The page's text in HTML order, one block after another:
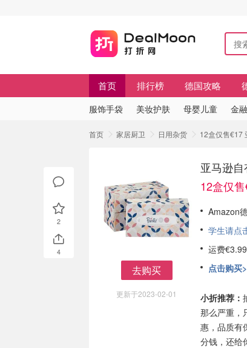
首页 排行榜 德国攻略
服饰手袋 美妆护肤 母婴儿童 金
首页 家居厨卫 日用杂货 12盒仅售€17
去购买
更新于2023-02-01
亚马逊
12盒仅
Amazon
学生请点
运费
点击购买
小折推荐：
那么严重，
惠，品质有
分钱，还给
2
4